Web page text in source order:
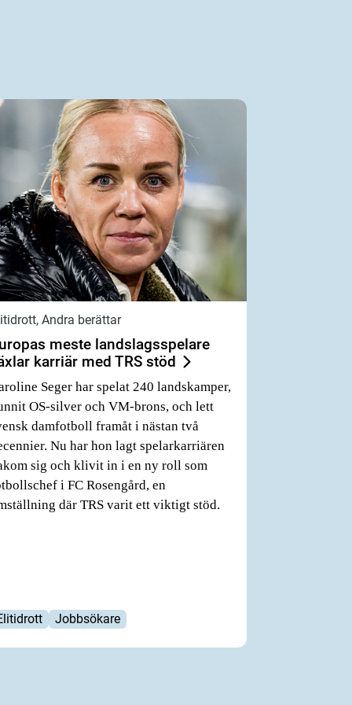
Andra berättar
meste landslagsspelare
karriär med TRS stöd
Seger har spelat 240 landskamper,
OS-silver och VM-brons, och lett
damfotboll framåt i nästan två
Nu har hon lagt spelarkarriären
sig och klivit in i en ny roll som
i FC Rosengård, en
där TRS varit ett viktigt stöd.
Jobbsökare